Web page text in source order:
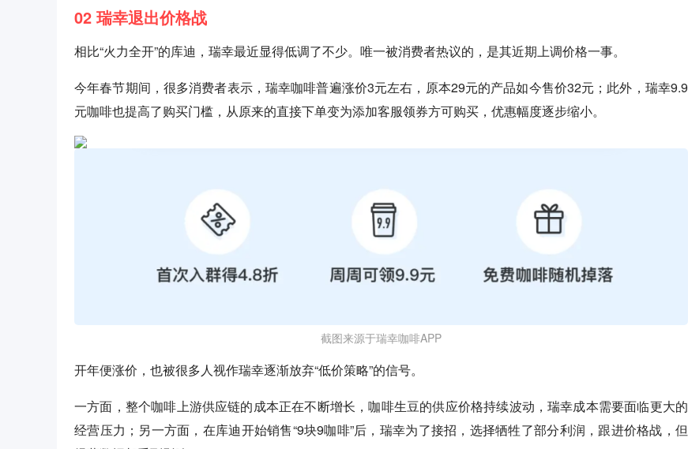
02 瑞幸退出价格战
相比“火力全开”的库迪，瑞幸最近显得低调了不少。唯一被消费者热议的，是其近期上调价格一事。
今年春节期间，很多消费者表示，瑞幸咖啡普遍涨价3元左右，原本29元的产品如今售价32元；此外，瑞幸9.9
元咖啡也提高了购买门槛，从原来的直接下单变为添加客服领券方可购买，优惠幅度逐步缩小。
截图来源于瑞幸咖啡APP
开年便涨价，也被很多人视作瑞幸逐渐放弃“低价策略”的信号。
一方面，整个咖啡上游供应链的成本正在不断增长，咖啡生豆的供应价格持续波动，瑞幸成本需要面临更大的
经营压力；另一方面，在库迪开始销售“9块9咖啡”后，瑞幸为了接招，选择牺牲了部分利润，跟进价格战，但